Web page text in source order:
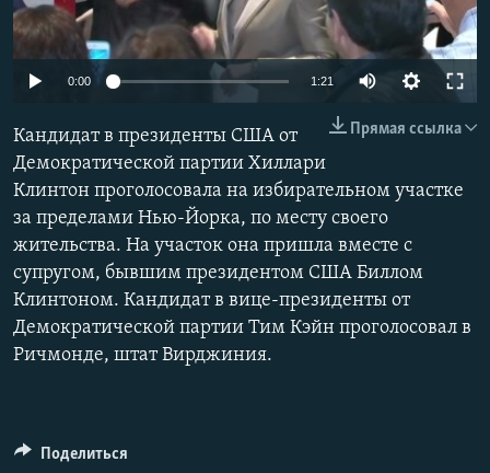
0:00 1:21
Прямая ссылка
Кандидат в президенты США от
Демократической партии Хиллари
Клинтон проголосовала на избирательном участке
за пределами Нью-Йорка, по месту своего
жительства. На участок она пришла вместе с
супругом, бывшим президентом США Биллом
Клинтоном. Кандидат в вице-президенты от
Демократической партии Тим Кэйн проголосовал в
Ричмонде, штат Вирджиния.
Поделиться